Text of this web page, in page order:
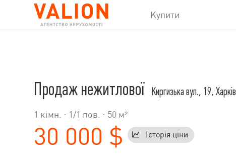
Купити
Продаж нежитлової Киргизька вул., 19, Харків
1 кімн. · 1 /1 пов. · 50 м²
30 000 $ Історія ціни